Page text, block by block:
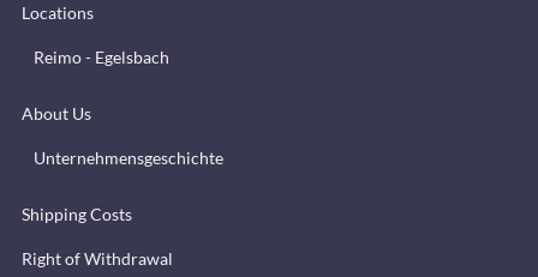
Locations
Reimo - Egelsbach
About Us
Unternehmensgeschichte
Shipping Costs
Right of Withdrawal